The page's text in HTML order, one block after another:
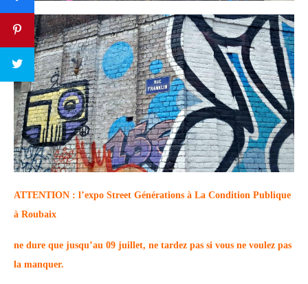
ATTENTION : l’expo Street Générations à La Condition Publique
à Roubaix
ne dure que jusqu’au 09 juillet, ne tardez pas si vous ne voulez pas
la manquer.